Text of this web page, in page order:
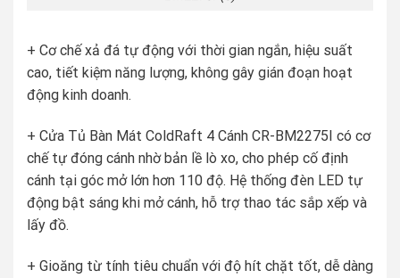
+ Cơ chế xả đá tự động với thời gian ngắn, hiệu suất
cao, tiết kiệm năng lượng, không gây gián đoạn hoạt
động kinh doanh.
+ Cửa Tủ Bàn Mát ColdRaft 4 Cánh CR-BM2275I có cơ
chế tự đóng cánh nhờ bản lề lò xo, cho phép cố định
cánh tại góc mở lớn hơn 110 độ. Hệ thống đèn LED tự
động bật sáng khi mở cánh, hỗ trợ thao tác sắp xếp và
lấy đồ.
+ Gioăng từ tính tiêu chuẩn với độ hít chặt tốt, dễ dàng